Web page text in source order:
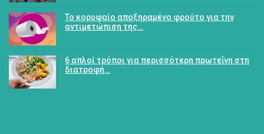
Το κορυφαίο αποξηραμένο φρούτο για την
αντιμετώπιση της…
6 απλοί τρόποι για περισσότερη πρωτεΐνη στη
διατροφή…